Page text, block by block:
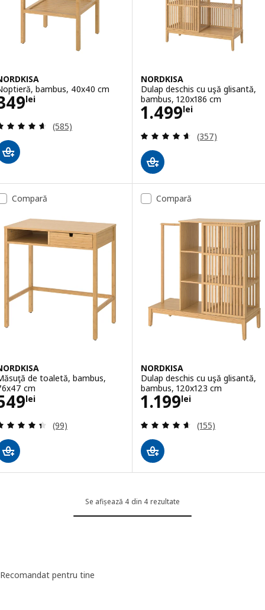
bambus, 40x40 cm
lei
349lei
Evaluare: 4.6 din 5 stele. Total recenzii:
(585)
NORDKISA
Dulap deschis cu uşă glisantă,
bambus, 120x186 cm
1.499lei
Preţ 1499lei
Evaluare: 4.6
(357)
Compară
de toaletă, bambus,
cm
lei
549lei
Evaluare: 4.4 din 5 stele. Total recenzii:
(99)
Compară
NORDKISA
Dulap deschis cu uşă glisantă,
bambus, 120x123 cm
1.199lei
Preţ 1199lei
Evaluare: 4.6
(155)
Se afișează 4 din 4 rezultate
Recomandat pentru tine